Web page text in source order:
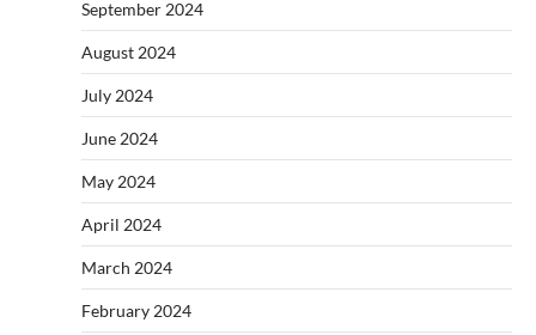
September 2024
August 2024
July 2024
June 2024
May 2024
April 2024
March 2024
February 2024